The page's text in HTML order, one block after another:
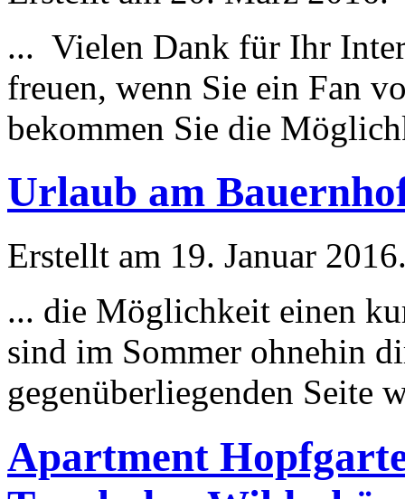
... Vielen Dank für Ihr
freuen, wenn Sie ein Fan
bekommen Sie die
Urlaub am
Erstellt am 19. Januar
... die Möglichkeit einen
sind im Sommer ohnehin
gegenüberliegenden Seite
Apartment